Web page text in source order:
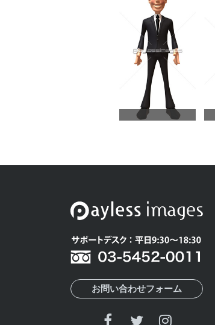
お問い合わせフォーム